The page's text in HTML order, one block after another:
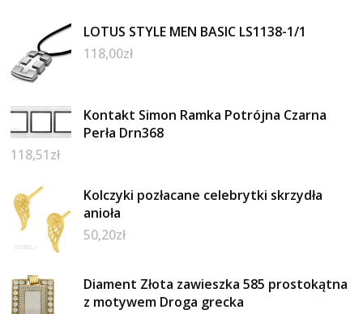
LOTUS STYLE MEN BASIC LS1138-1/1
118,00zł
Kontakt Simon Ramka Potrójna Czarna
Perła Drn368
118,51zł
Kolczyki pozłacane celebrytki skrzydła
anioła
50,20zł
Diament Złota zawieszka 585 prostokątna
z motywem Droga grecka